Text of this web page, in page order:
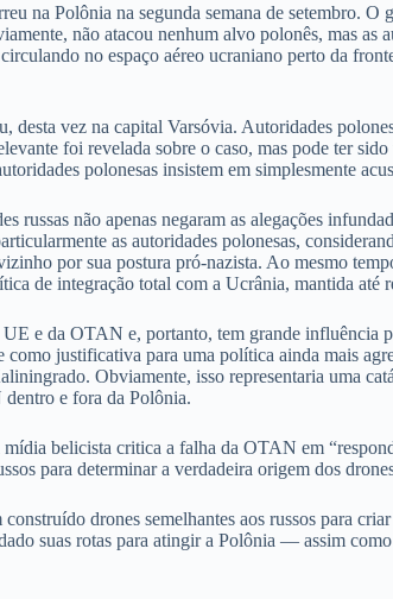
na Polônia na segunda semana de setembro.
não atacou nenhum alvo polonês, mas
no espaço aéreo ucraniano perto da
vez na capital Varsóvia. Autoridades
foi revelada sobre o caso, mas pode ter
polonesas insistem em simplesmente
russas não apenas negaram as alegações
as autoridades polonesas,
por sua postura pró-nazista. Ao mesmo
de integração total com a Ucrânia, mantida até
e da OTAN e, portanto, tem grande
justificativa para uma política ainda mais
Obviamente, isso representaria uma
e fora da Polônia.
belicista critica a falha da OTAN em
para determinar a verdadeira origem dos
drones semelhantes aos russos para
suas rotas para atingir a Polônia — assim